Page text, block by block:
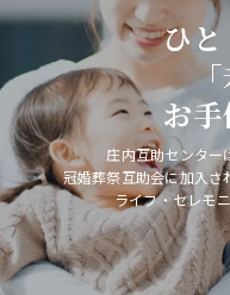
ひと
「
お
庄内互助センター
冠婚葬祭互助会に加入さ
ライフ・セレモ